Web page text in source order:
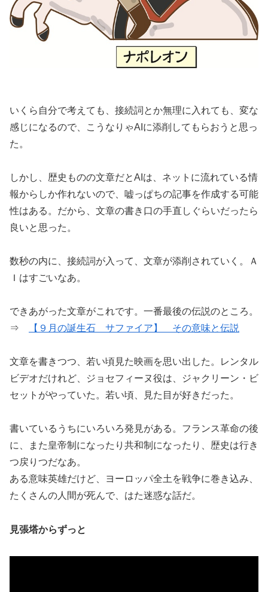
いくら自分で考えても、接続詞とか無理に入れても、変な
感じになるので、こうなりゃAIに添削してもらおうと思っ
た。
しかし、歴史ものの文章だとAIは、ネットに流れている情
報からしか作れないので、嘘っぱちの記事を作成する可能
性はある。だから、文章の書き口の手直しぐらいだったら
良いと思った。
数秒の内に、接続詞が入って、文章が添削されていく。Ａ
Ｉはすごいなあ。
できあがった文章がこれです。一番最後の伝説のところ。
⇒
【９月の誕生石 サファイア】 その意味と伝説
文章を書きつつ、若い頃見た映画を思い出した。レンタル
ビデオだけれど、ジョセフィーヌ役は、ジャクリーン・ビ
セットがやっていた。若い頃、見た目が好きだった。
書いているうちにいろいろ発見がある。フランス革命の後
に、また皇帝制になったり共和制になったり、歴史は行き
つ戻りつだなあ。
ある意味英雄だけど、ヨーロッパ全土を戦争に巻き込み、
たくさんの人間が死んで、はた迷惑な話だ。
見張塔からずっと